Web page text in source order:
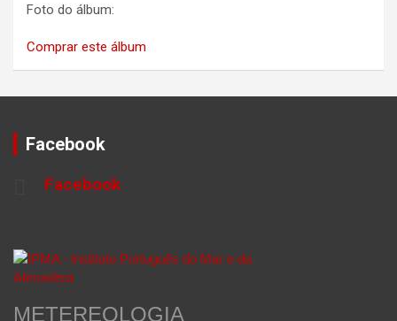
Foto do álbum:
Comprar este álbum
Facebook
Facebook
METEREOLOGIA